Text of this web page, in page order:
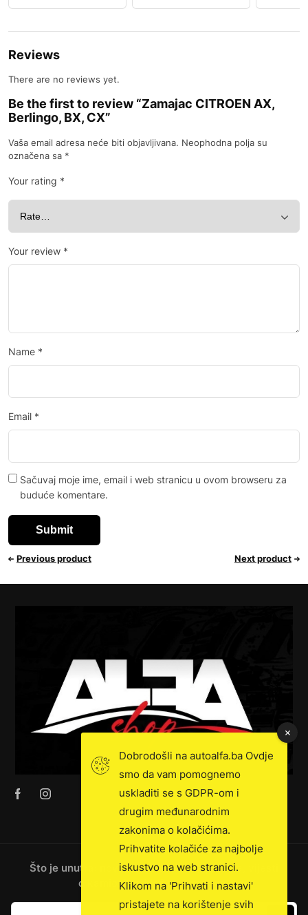
Reviews
There are no reviews yet.
Be the first to review “Zamajac CITROEN AX,
Berlingo, BX, CX”
Vaša email adresa neće biti objavljivana. Neophodna polja su
označena sa *
Your rating *
Your review *
Name *
Email *
Sačuvaj moje ime, email i web stranicu u ovom browseru za
buduće komentare.
Previous product Next product
Što je unutra: novosti, ekskluzivna prodaja, vijesti
o kamionima i još mnogo toga!
Dobrodošli na autoalfa.ba Ovdje
smo da vam pomognemo
uskladiti se s GDPR-om i
drugim međunarodnim
zakonima o kolačićima.
Prihvatite kolačiće za najbolje
iskustvo na web stranici.
Klikom na 'Prihvati i nastavi'
pristajete na korištenje svih